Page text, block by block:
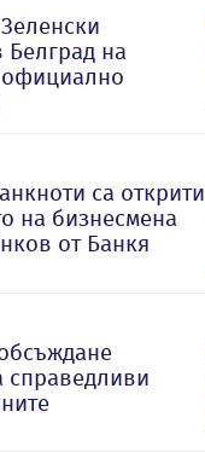
Белград на
са открити
на бизнесмена
от Банкя
справедливи